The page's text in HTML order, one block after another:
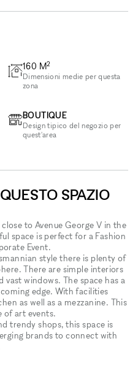
160 M2
Dimensioni medie per questa
zona
BOUTIQUE
Design tipico del negozio per
quest'area
SPAZIO
to Avenue George V in the
space is perfect for a Fashion
Event.
style there is plenty of
There are simple interiors
windows. The space has a
edge. With facilities
as well as a mezzanine. This
of art events.
trendy shops, this space is
brands to connect with